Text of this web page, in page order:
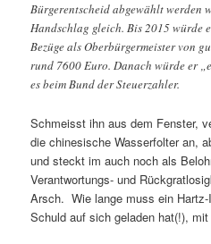
Bürgerentscheid abgewählt werden
Handschlag gleich. Bis 2015 würde
Bezüge als Oberbürgermeister von
rund 7600 Euro. Danach würde er
es beim Bund der Steuerzahler.
Schmeisst ihn aus dem Fenster,
die chinesische Wasserfolter an,
und steckt im auch noch als
Verantwortungs- und
Arsch. Wie lange muss ein
Schuld auf sich geladen hat(!),